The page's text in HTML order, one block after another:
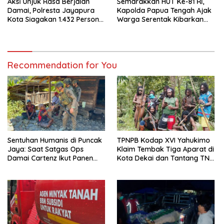
Damai, Polresta Jayapura
Kota Siagakan 1.432 Personel
Kapolda Papua Tengah Ajak
Warga Serentak Kibarkan
Recommendation for You
Sentuhan Humanis di Puncak
Jaya: Saat Satgas Ops
Damai Cartenz Ikut Panen
TPNPB Kodap XVI Yahukimo
Klaim Tembak Tiga Aparat di
Kota Dekai dan Tantang TNI-